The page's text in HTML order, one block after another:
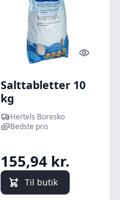
Quick
Salttabletter 10
kg
Hertels Boresko
Bedste pris
155,94 kr.
Til butik